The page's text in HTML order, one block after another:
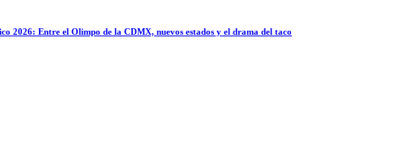
2026: Entre el Olimpo de la CDMX, nuevos estados y el drama del taco